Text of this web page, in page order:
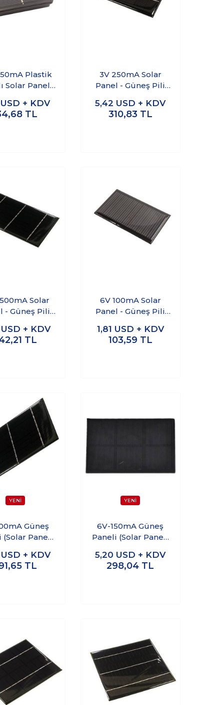
Plastik
Solar Panel
USD + KDV
TL
3V 250mA Solar
Panel - Güneş Pili
5,42 USD + KDV
310,83 TL
Solar
- Güneş Pili
USD + KDV
TL
6V 100mA Solar
Panel - Güneş Pili
1,81 USD + KDV
103,59 TL
Güneş
(Solar Panel)
USD + KDV
TL
6V-150mA Güneş
Paneli (Solar Panel)
5,20 USD + KDV
298,04 TL